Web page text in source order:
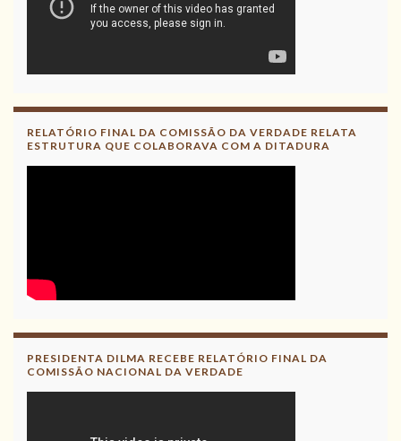
RELATÓRIO FINAL DA COMISSÃO DA VERDADE RELATA
ESTRUTURA QUE COLABORAVA COM A DITADURA
PRESIDENTA DILMA RECEBE RELATÓRIO FINAL DA
COMISSÃO NACIONAL DA VERDADE